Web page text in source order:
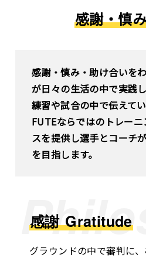
感謝・慎
感謝・慎み・助け合いを
が日々の生活の中で実践
練習や試合の中で伝えて
FUTEならではのトレー
スを提供し選手とコーチ
を目指します。
感謝Gratitude
グラウンドの中で審判に